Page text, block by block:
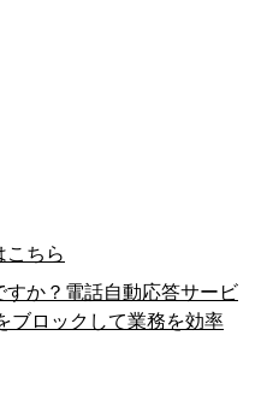
こちら
か？電話自動応答サービ
ブロックして業務を効率